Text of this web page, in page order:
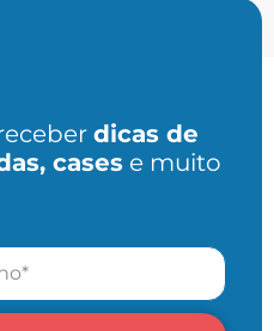
dicas de
cases e muito